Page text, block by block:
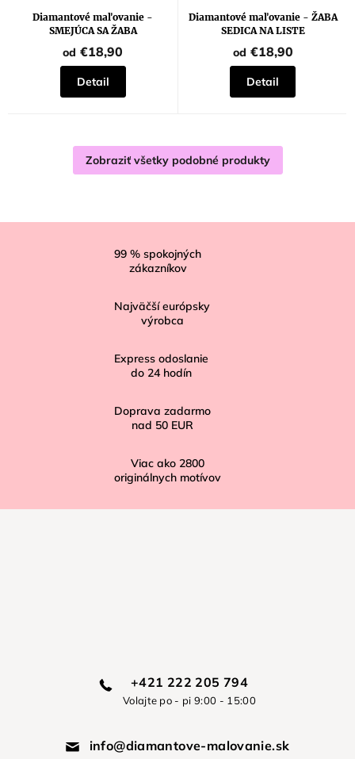
Diamantové maľovanie -
SMEJÚCA SA ŽABA
od €18,90
Detail
Diamantové maľovanie - ŽABA
SEDICA NA LISTE
od €18,90
Detail
Zobraziť všetky podobné produkty
99 % spokojných
zákazníkov
Najväčší európsky
výrobca
Express odoslanie
do 24 hodín
Doprava zadarmo
nad 50 EUR
Viac ako 2800
originálnych motívov
+421 222 205 794
Volajte po - pi 9:00 - 15:00
info@diamantove-malovanie.sk